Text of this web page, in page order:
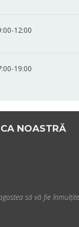
12:00
19:00
NOASTRĂ
să vă fie